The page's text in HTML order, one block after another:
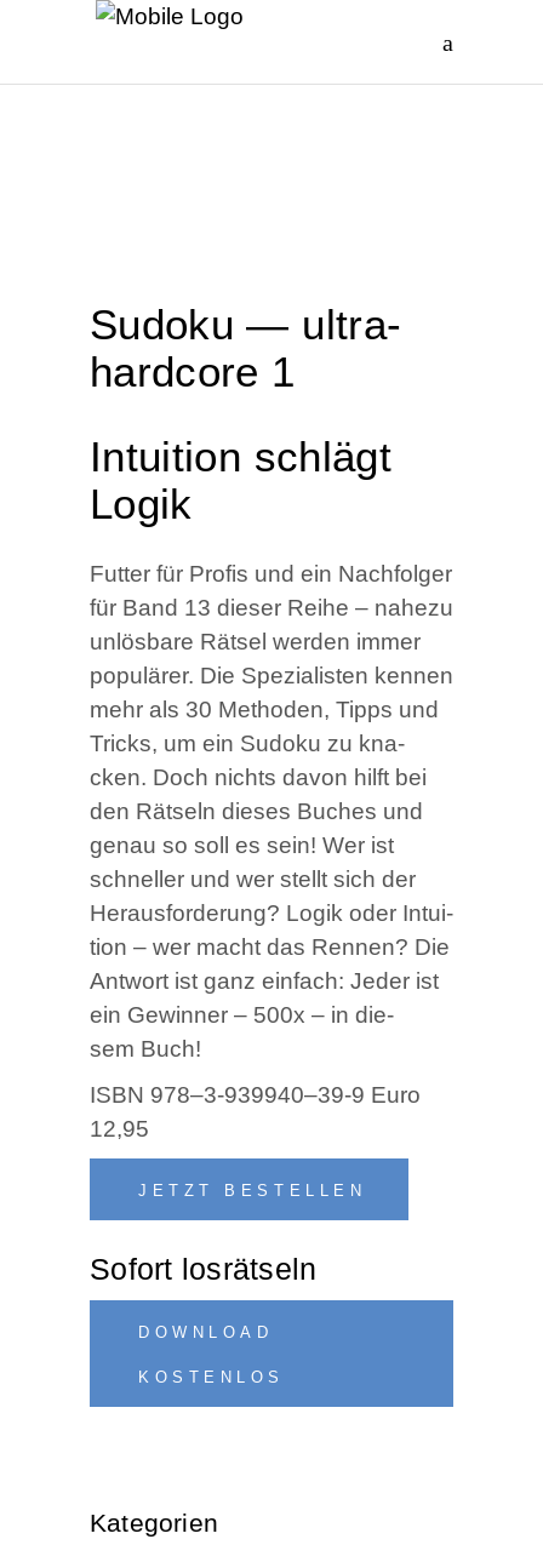
Sudo­ku — ultra­
hard­core 1
Intui­ti­on schlägt
Logik
Fut­ter für Pro­fis und ein Nach­fol­ger
für Band 13 die­ser Rei­he – nahe­zu
unlös­ba­re Rät­sel wer­den immer
popu­lä­rer. Die Spe­zia­lis­ten ken­nen
mehr als 30 Metho­den, Tipps und
Tricks, um ein Sudo­ku zu kna­
cken. Doch nichts davon hilft bei
den Rät­seln die­ses Buches und
genau so soll es sein! Wer ist
schnel­ler und wer stellt sich der
Her­aus­for­de­rung? Logik oder Intui­
ti­on – wer macht das Ren­nen? Die
Ant­wort ist ganz ein­fach: Jeder ist
ein Gewin­ner – 500x – in die­
sem Buch!
ISBN 978–3‑939940–39‑9 Euro
12,95
JETZT BESTEL­LEN
Sofort los­rät­seln
DOWN­LOAD
KOSTENLOS
Kate­go­rien